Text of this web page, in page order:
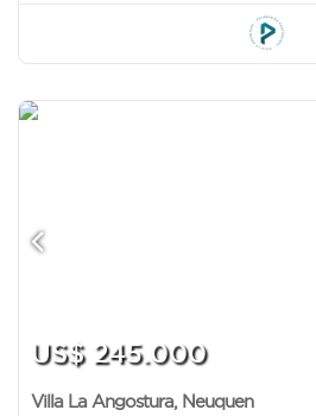
US$ 245.000
Villa La Angostura, Neuquen